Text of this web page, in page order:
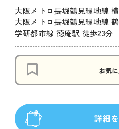
大阪メトロ長堀鶴見緑地線
大阪メトロ長堀鶴見緑地線
学研都市線 徳庵駅 徒歩23分
お気
詳細